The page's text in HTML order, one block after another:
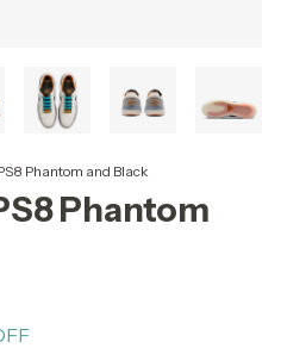
Phantom and Black
Phantom